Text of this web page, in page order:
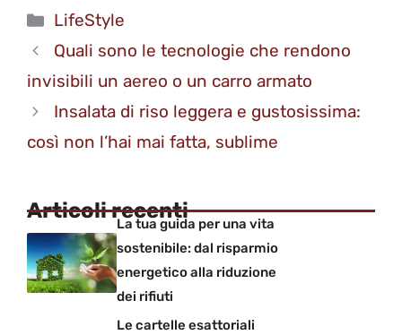
Categorie
LifeStyle
Quali sono le tecnologie che rendono
invisibili un aereo o un carro armato
Insalata di riso leggera e gustosissima:
così non l’hai mai fatta, sublime
Articoli recenti
La tua guida per una vita
sostenibile: dal risparmio
energetico alla riduzione
dei rifiuti
Le cartelle esattoriali